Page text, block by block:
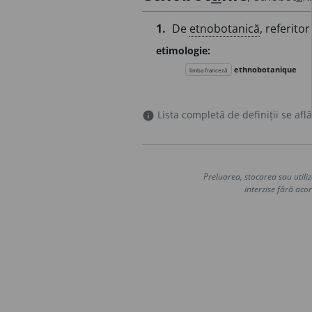
1. De etnobotanică, referitor
etimologie:
limba franceză ethnobotanique
info Lista completă de definiții se
Preluarea, stocarea sau
interzise fără